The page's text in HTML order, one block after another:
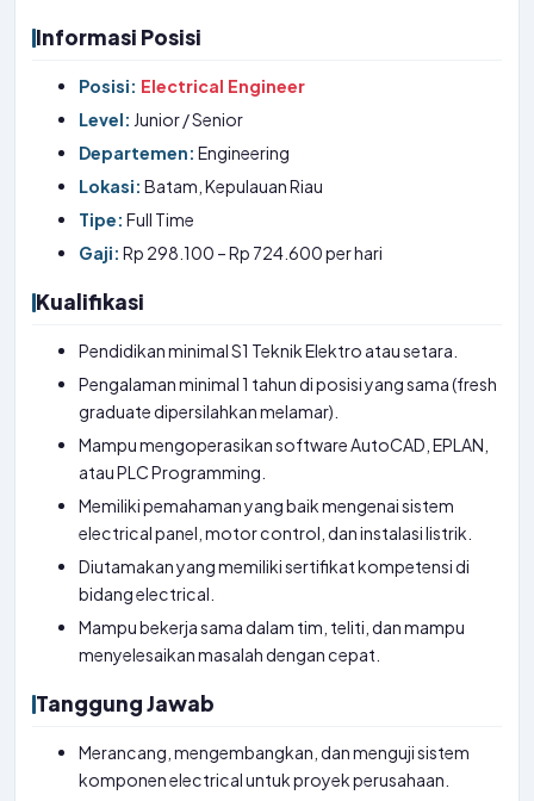
Informasi Posisi
Posisi: Electrical Engineer
Level: Junior / Senior
Departemen: Engineering
Lokasi: Batam, Kepulauan Riau
Tipe: Full Time
Gaji: Rp 298.100 – Rp 724.600 per hari
Kualifikasi
Pendidikan minimal S1 Teknik Elektro atau setara.
Pengalaman minimal 1 tahun di posisi yang sama (fresh
graduate dipersilahkan melamar).
Mampu mengoperasikan software AutoCAD, EPLAN,
atau PLC Programming.
Memiliki pemahaman yang baik mengenai sistem
electrical panel, motor control, dan instalasi listrik.
Diutamakan yang memiliki sertifikat kompetensi di
bidang electrical.
Mampu bekerja sama dalam tim, teliti, dan mampu
menyelesaikan masalah dengan cepat.
Tanggung Jawab
Merancang, mengembangkan, dan menguji sistem
komponen electrical untuk proyek perusahaan.